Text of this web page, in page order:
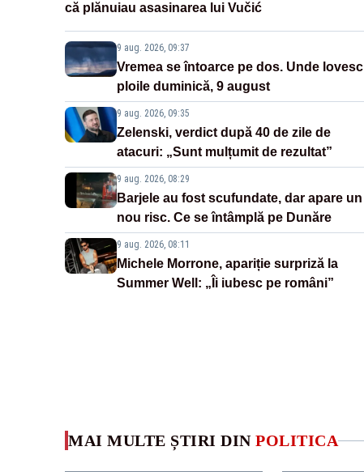
că plănuiau asasinarea lui Vučić
9 aug. 2026, 09:37
Vremea se întoarce pe dos. Unde lovesc
ploile duminică, 9 august
9 aug. 2026, 09:35
Zelenski, verdict după 40 de zile de
atacuri: „Sunt mulțumit de rezultat”
9 aug. 2026, 08:29
Barjele au fost scufundate, dar apare un
nou risc. Ce se întâmplă pe Dunăre
9 aug. 2026, 08:11
Michele Morrone, apariție surpriză la
Summer Well: „Îi iubesc pe români”
MAI MULTE ȘTIRI DIN POLITICA